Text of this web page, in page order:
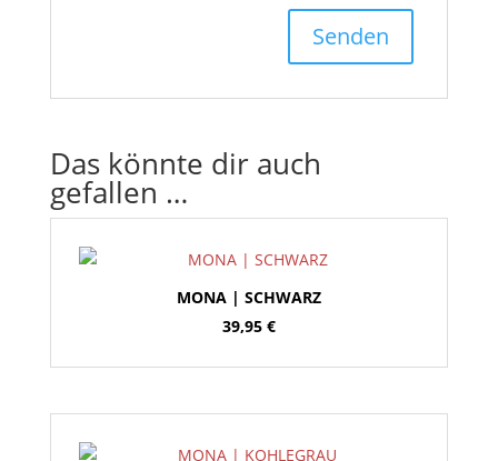
Das könnte dir auch
gefallen …
MONA | SCHWARZ
39,95 €